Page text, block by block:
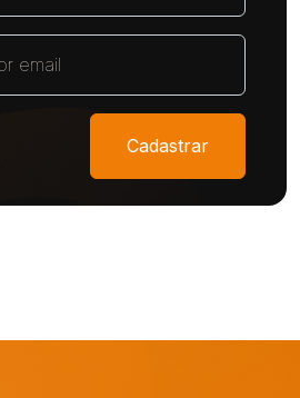
Cadastrar